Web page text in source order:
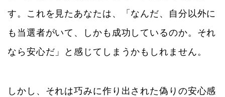
す。これを見たあなたは、「なんだ、自分以外に
も当選者がいて、しかも成功しているのか。それ
なら安心だ」と感じてしまうかもしれません。
しかし、それは巧みに作り出された偽りの安心感